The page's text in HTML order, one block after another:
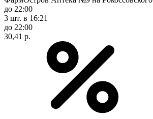
до 22:00
3 шт. в 16:21
до 22:00
30,41 р.